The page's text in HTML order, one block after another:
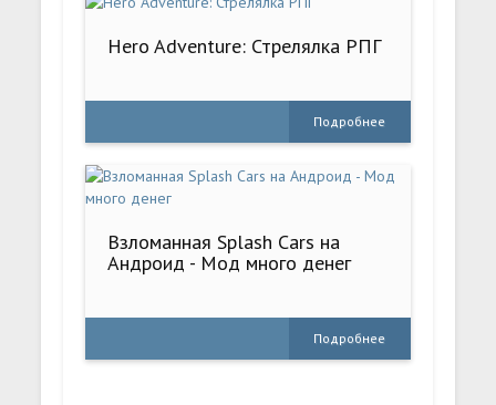
Hero Adventure: Стрелялка РПГ
Подробнее
Взломанная Splash Cars на
Андроид - Мод много денег
Подробнее